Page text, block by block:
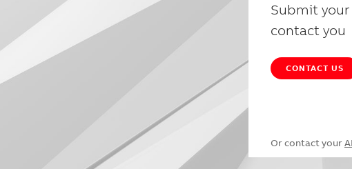
Submit
contact you
CONTACT US
Or contact your